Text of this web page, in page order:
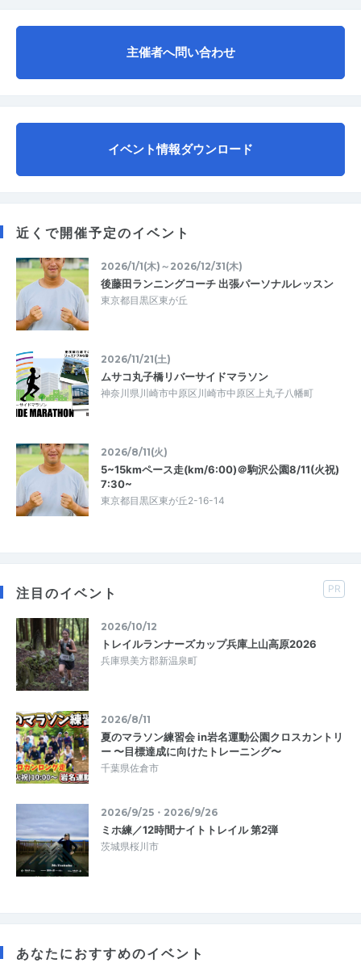
主催者へ問い合わせ
イベント情報ダウンロード
近くで開催予定のイベント
2026/1/1(木)～2026/12/31(木)
後藤田ランニングコーチ 出張パーソナルレッスン
東京都目黒区東が丘
2026/11/21(土)
ムサコ丸子橋リバーサイドマラソン
神奈川県川崎市中原区川崎市中原区上丸子八幡町
2026/8/11(火)
5~15kmペース走(km/6:00)＠駒沢公園8/11(火祝)
7:30~
東京都目黒区東が丘2-16-14
注目のイベント PR
2026/10/12
トレイルランナーズカップ兵庫上山高原2026
兵庫県美方郡新温泉町
2026/8/11
夏のマラソン練習会 in岩名運動公園クロスカントリ
ー 〜目標達成に向けたトレーニング〜
千葉県佐倉市
2026/9/25・2026/9/26
ミホ練／12時間ナイトトレイル 第2弾
茨城県桜川市
あなたにおすすめのイベント